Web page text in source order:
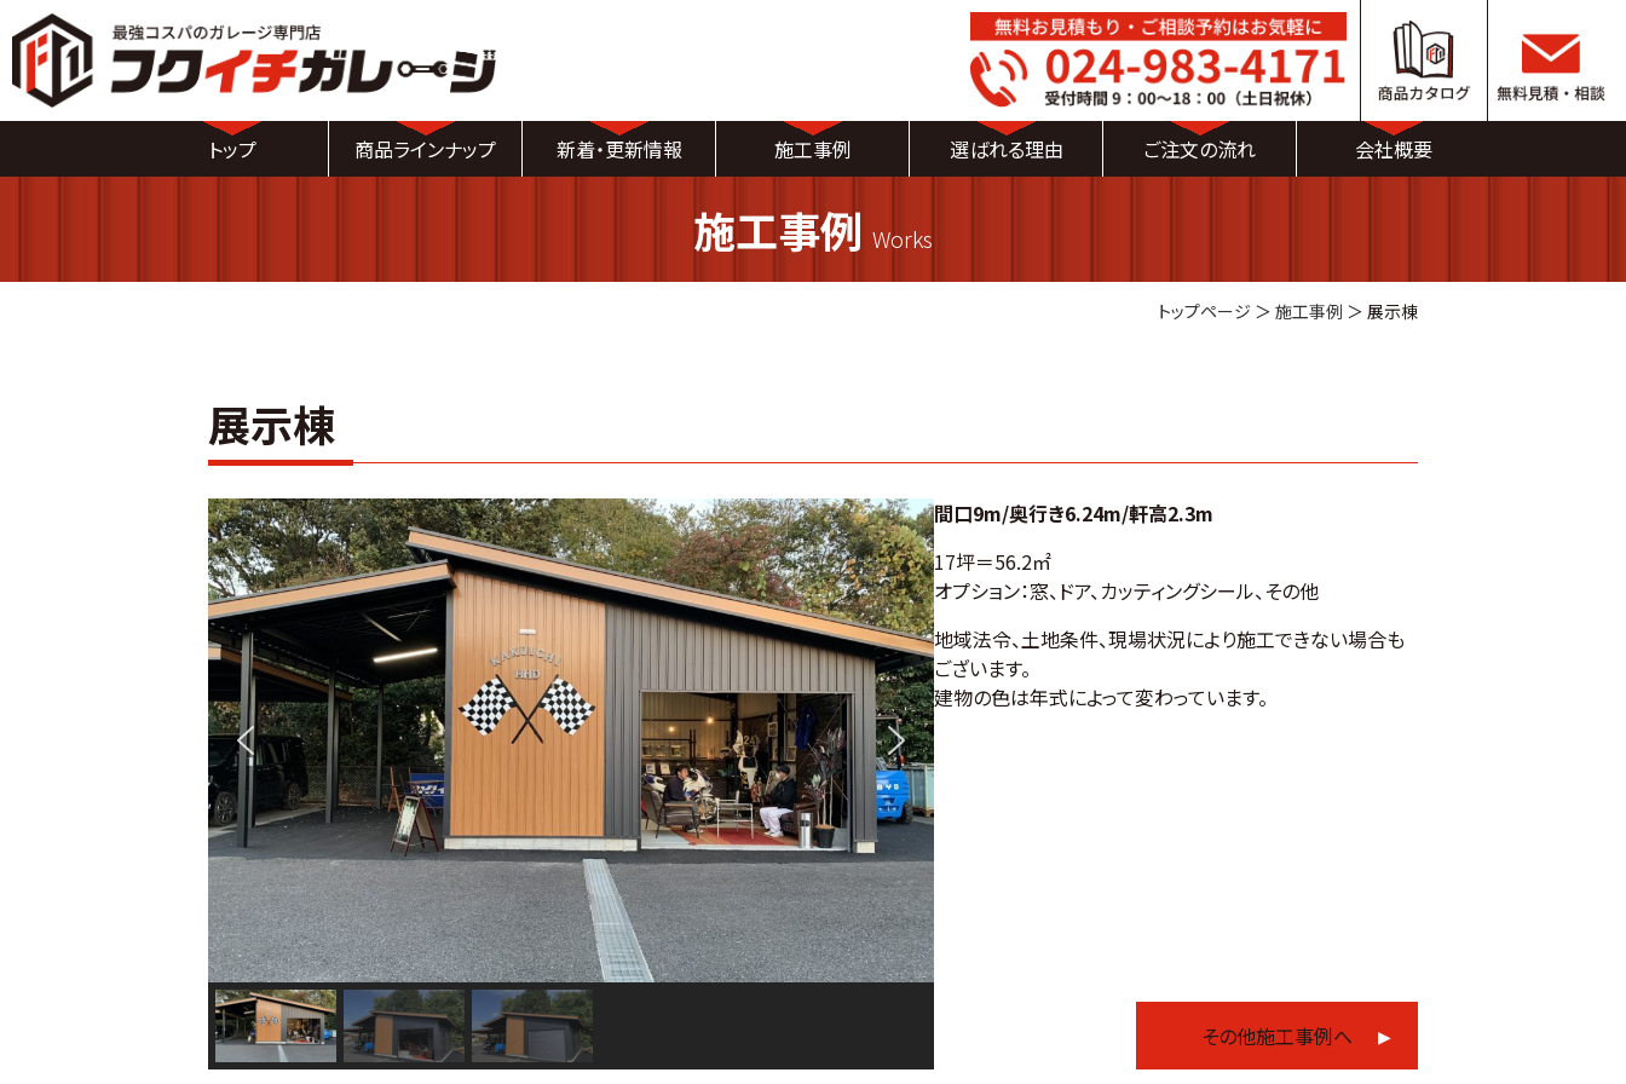
トップ
商品ラインナップ
新着・更新情報
施工事例 選ばれる理由 ご注文の流れ 会社概要
施工事例 Works
トップページ ＞ 施工事例 ＞ 展示棟
展示棟
間口9m/奥行き6.24m/軒高2.3m
17坪＝56.2㎡
オプション：窓、ドア、カッティングシール、その他
地域法令、土地条件、現場状況により施工できない場合も
ございます。
建物の色は年式によって変わっています。
その他施工事例へ